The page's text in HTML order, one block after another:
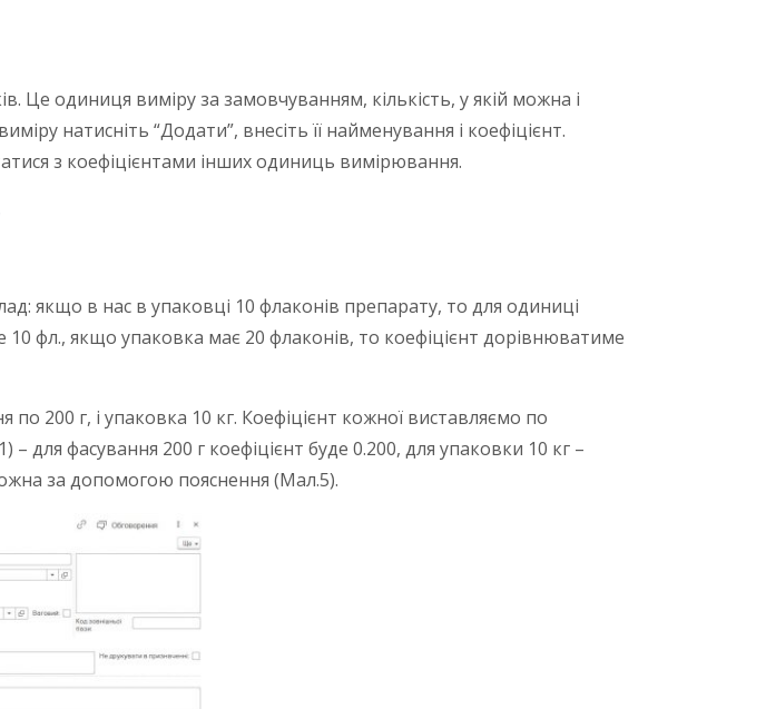
Це одиниця виміру за замовчуванням, кількість, у якій можна і
натисніть “Додати”, внесіть її найменування і коефіцієнт.
з коефіцієнтами інших одиниць вимірювання.
якщо в нас в упаковці 10 флаконів препарату, то для одиниці
фл., якщо упаковка має 20 флаконів, то коефіцієнт дорівнюватиме
200 г, і упаковка 10 кг. Коефіцієнт кожної виставляємо по
для фасування 200 г коефіцієнт буде 0.200, для упаковки 10 кг –
за допомогою пояснення (Мал.5).